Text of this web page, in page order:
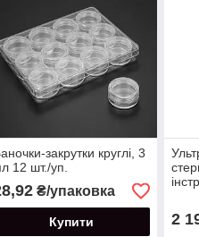
закрутки круглі, 3
12 шт./уп.
₴/упаковка
Купити 2